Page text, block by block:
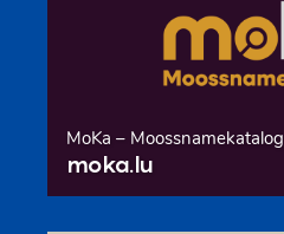
MoKa – Moossnamekatalog
moka.lu